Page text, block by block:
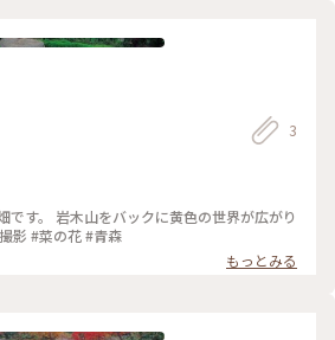
3
です。 岩木山をバックに黄色の世界が広がり
影 #菜の花 #青森
もっとみる